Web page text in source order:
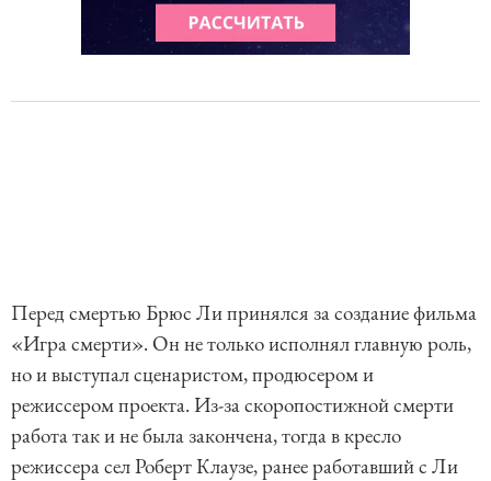
Перед смертью Брюс Ли принялся за создание фильма
«Игра смерти». Он не только исполнял главную роль,
но и выступал сценаристом, продюсером и
режиссером проекта. Из-за скоропостижной смерти
работа так и не была закончена, тогда в кресло
режиссера сел Роберт Клаузе, ранее работавший с Ли